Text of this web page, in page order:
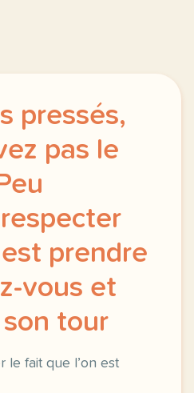
pressés,
pas le
prendre
vous et
tour
le fait que l’on est